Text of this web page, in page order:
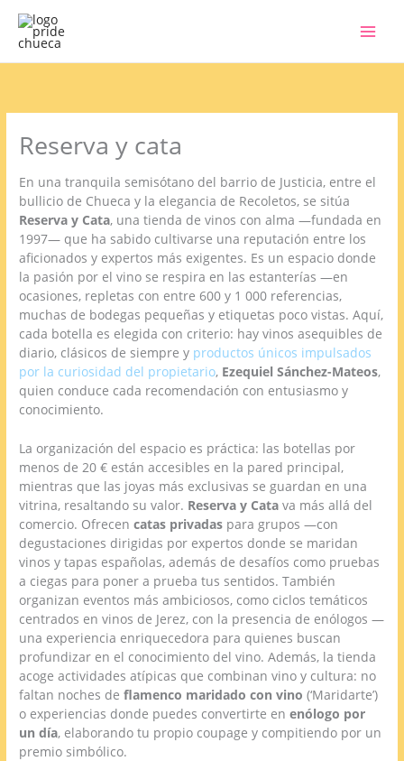
contenido
Reserva y cata
En una tranquila semisótano del barrio de Justicia, entre el
bullicio de Chueca y la elegancia de Recoletos, se sitúa
Reserva y Cata, una tienda de vinos con alma —fundada en
1997— que ha sabido cultivarse una reputación entre los
aficionados y expertos más exigentes. Es un espacio donde
la pasión por el vino se respira en las estanterías —en
ocasiones, repletas con entre 600 y 1 000 referencias,
muchas de bodegas pequeñas y etiquetas poco vistas. Aquí,
cada botella es elegida con criterio: hay vinos asequibles de
diario, clásicos de siempre y productos únicos impulsados
por la curiosidad del propietario, Ezequiel Sánchez-Mateos,
quien conduce cada recomendación con entusiasmo y
conocimiento.
La organización del espacio es práctica: las botellas por
menos de 20 € están accesibles en la pared principal,
mientras que las joyas más exclusivas se guardan en una
vitrina, resaltando su valor. Reserva y Cata va más allá del
comercio. Ofrecencatas privadas para grupos —con
degustaciones dirigidas por expertos donde se maridan
vinos y tapas españolas, además de desafíos como pruebas
a ciegas para poner a prueba tus sentidos. También
organizan eventos más ambiciosos, como ciclos temáticos
centrados en vinos de Jerez, con la presencia de enólogos —
una experiencia enriquecedora para quienes buscan
profundizar en el conocimiento del vino. Además, la tienda
acoge actividades atípicas que combinan vino y cultura: no
faltan noches deflamenco maridado con vino (‘Maridarte’)
o experiencias donde puedes convertirte enenólogo por
un día, elaborando tu propio coupage y compitiendo por un
premio simbólico.